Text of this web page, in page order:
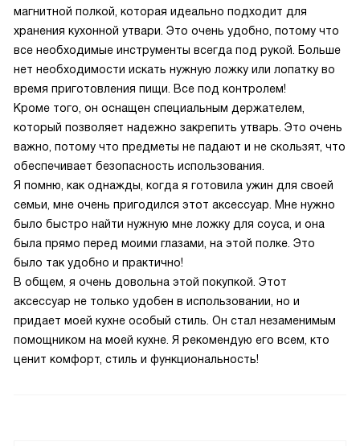
магнитной полкой, которая идеально подходит для
хранения кухонной утвари. Это очень удобно, потому что
все необходимые инструменты всегда под рукой. Больше
нет необходимости искать нужную ложку или лопатку во
время приготовления пищи. Все под контролем!
Кроме того, он оснащен специальным держателем,
который позволяет надежно закрепить утварь. Это очень
важно, потому что предметы не падают и не скользят, что
обеспечивает безопасность использования.
Я помню, как однажды, когда я готовила ужин для своей
семьи, мне очень пригодился этот аксессуар. Мне нужно
было быстро найти нужную мне ложку для соуса, и она
была прямо перед моими глазами, на этой полке. Это
было так удобно и практично!
В общем, я очень довольна этой покупкой. Этот
аксессуар не только удобен в использовании, но и
придает моей кухне особый стиль. Он стал незаменимым
помощником на моей кухне. Я рекомендую его всем, кто
ценит комфорт, стиль и функциональность!